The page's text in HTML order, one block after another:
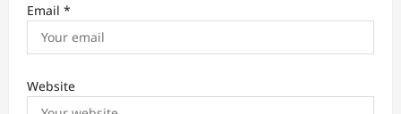
Email *
Website